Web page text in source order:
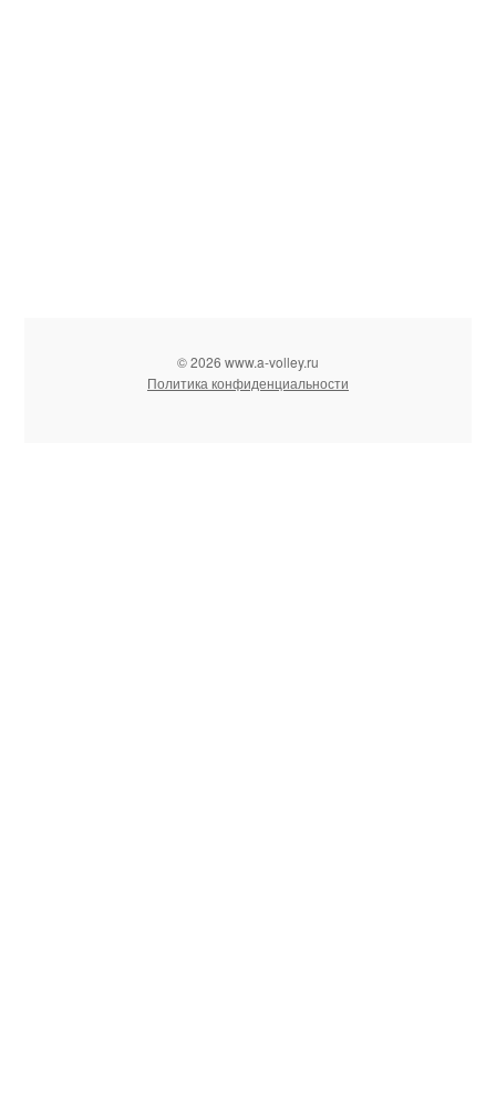
© 2026 www.a-volley.ru
Политика конфиденциальности